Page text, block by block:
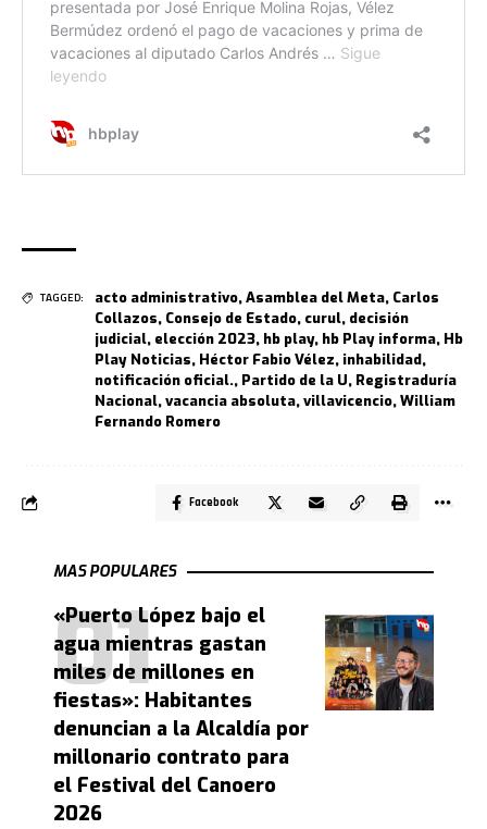
TAGGED: acto administrativo,Asamblea del Meta, Carlos
Collazos, Consejo de Estado, curul, decisión
judicial, elección 2023, hb play, hb Play informa, Hb
Play Noticias, Héctor Fabio Vélez, inhabilidad,
notificación oficial., Partido de la U, Registraduría
Nacional,vacancia absoluta,villavicencio,William
Fernando Romero
Facebook
MAS POPULARES
«Puerto López bajo el
agua mientras gastan
miles de millones en
fiestas»: Habitantes
denuncian a la Alcaldía por
millonario contrato para
el Festival del Canoero
2026